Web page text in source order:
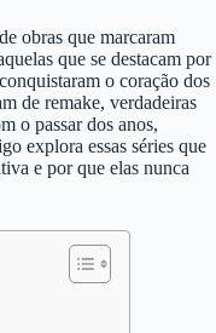
obras que marcaram
que se destacam por
o coração dos
de remake, verdadeiras
o passar dos anos,
explora essas séries que
e por que elas nunca